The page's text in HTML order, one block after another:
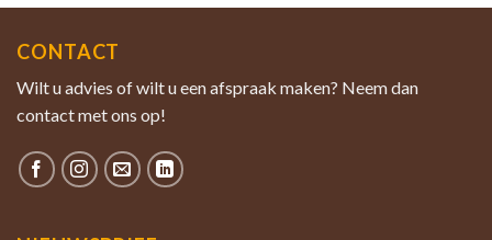
CONTACT
Wilt u advies of wilt u een afspraak maken? Neem dan
contact met ons op!